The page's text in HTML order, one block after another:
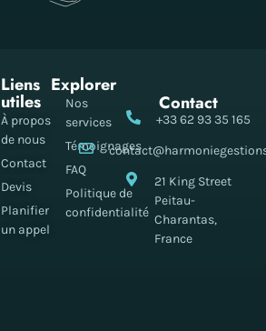
Liens
utiles
À propos
de nous
Contact
Devis
Planifier
un appel
Explorer
Nos
services
Témoignages
FAQ
Politique de
confidentialité
Contact
+33 62 93 35 165
21 King Street
Peitau-
Charantas,
France